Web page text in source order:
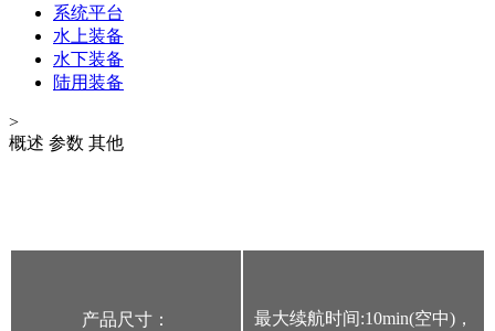
系统平台
水上装备
水下装备
陆用装备
>
概述 参数 其他
产品尺寸：
最大续航时间:10min(空中)，